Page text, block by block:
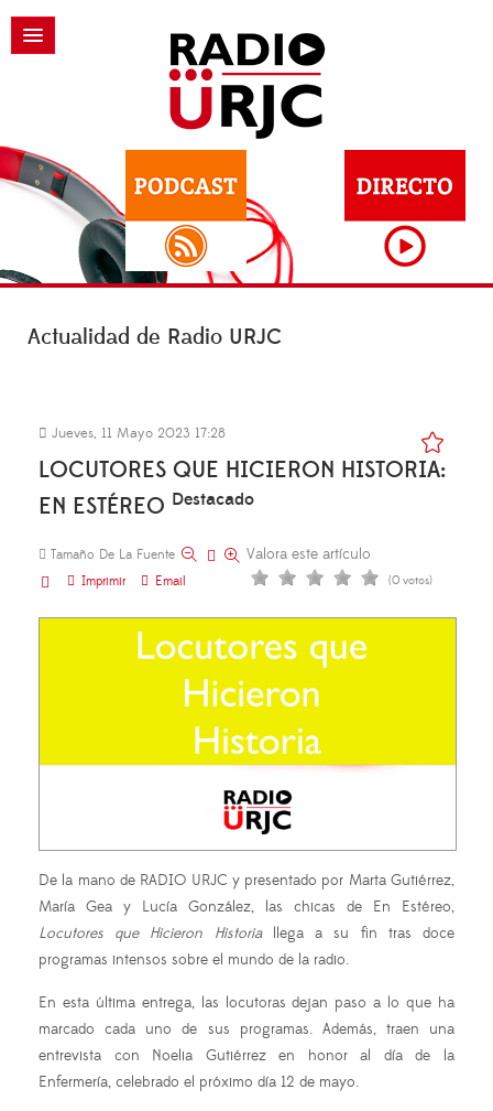
Actualidad de Radio URJC
Jueves, 11 Mayo 2023 17:28
LOCUTORES QUE HICIERON HISTORIA:
EN ESTÉREO Destacado
Tamaño De La Fuente
Imprimir
Email
Valora este artículo
(0 votos)
De la mano de RADIO URJC y presentado por Marta Gutiérrez,
María Gea y Lucía González, las chicas de En Estéreo,
Locutores que Hicieron Historiallega a su fin tras doce
programas intensos sobre el mundo de la radio.
En esta última entrega, las locutoras dejan paso a lo que ha
marcado cada uno de sus programas. Además, traen una
entrevista con Noelia Gutiérrez en honor al día de la
Enfermería, celebrado el próximo día 12 de mayo.